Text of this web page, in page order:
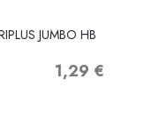
JUMBO HB
Precio
1,29 €